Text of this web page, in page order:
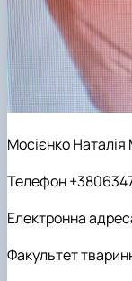
Мосієнко Наталія
Телефон
Електронна
Факультет